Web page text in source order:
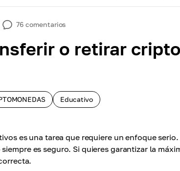
76 comentarios
o retirar
Educativo
es una tarea que requiere un enfoque
es seguro. Si quieres garantizar la